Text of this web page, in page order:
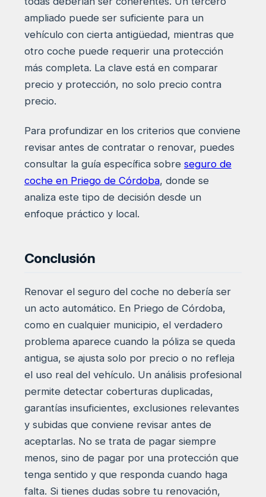
ampliado puede ser suficiente para un
vehículo con cierta antigüedad, mientras que
otro coche puede requerir una protección
más completa. La clave está en comparar
precio y protección, no solo precio contra
precio.
Para profundizar en los criterios que conviene
revisar antes de contratar o renovar, puedes
consultar la guía específica sobre seguro de
coche en Priego de Córdoba, donde se
analiza este tipo de decisión desde un
enfoque práctico y local.
Conclusión
Renovar el seguro del coche no debería ser
un acto automático. En Priego de Córdoba,
como en cualquier municipio, el verdadero
problema aparece cuando la póliza se queda
antigua, se ajusta solo por precio o no refleja
el uso real del vehículo. Un análisis profesional
permite detectar coberturas duplicadas,
garantías insuficientes, exclusiones relevantes
y subidas que conviene revisar antes de
aceptarlas. No se trata de pagar siempre
menos, sino de pagar por una protección que
tenga sentido y que responda cuando haga
falta. Si tienes dudas sobre tu renovación,